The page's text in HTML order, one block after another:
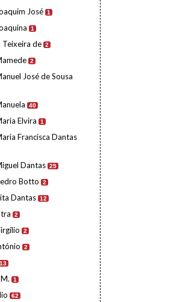
José 1
1
Teixeira de 2
2
José de Sousa
40
Elvira 1
Francisca Dantas
Dantas 25
Botto 2
Dantas 12
2
2
2
13
1
62